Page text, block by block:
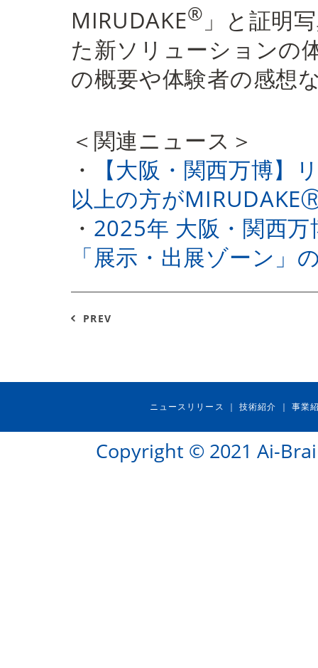
MIRUDAKE® 」と証明
た新ソリューションの
の概要や体験者の感想
＜関連ニュース＞
・
【大阪・関西万博
以上の方が
・ 2025年 大阪・関西
「展示・出展ゾーン」
PREV
ニュースリリース ｜技術紹介 事業
Copyright © 2021 Ai-